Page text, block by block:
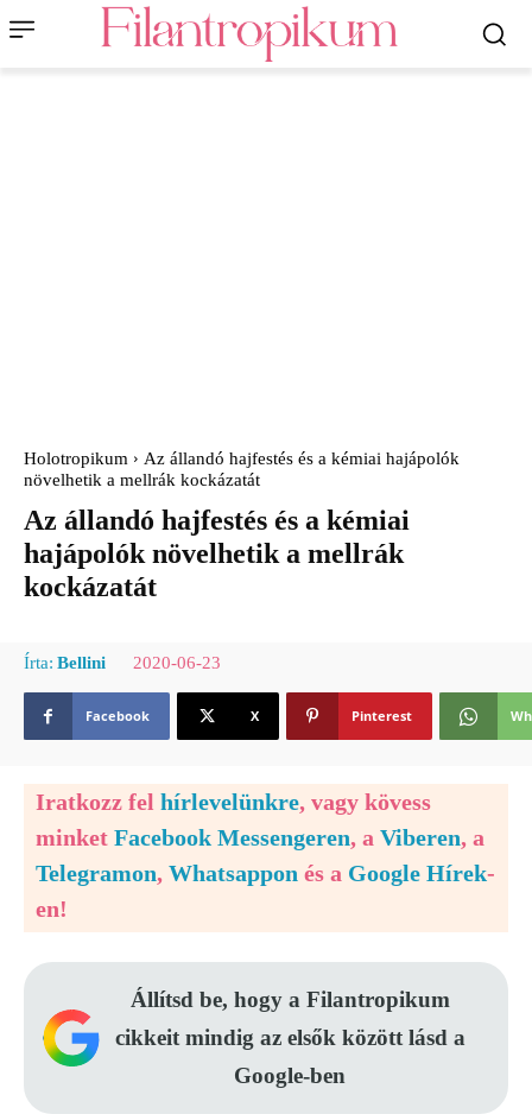
Holotropikum
Az állandó hajfestés és a kémiai hajápolók
növelhetik a mellrák kockázatát
Az állandó hajfestés és a kémiai
hajápolók növelhetik a mellrák
kockázatát
Írta: Bellini 2020-06-23
Facebook X Pinterest
Iratkozz fel hírlevelünkre, vagy kövess
minket Facebook Messengeren, a Viberen, a
Telegramon, Whatsappon és a Google Hírek-
en!
Állítsd be, hogy a Filantropikum
cikkeit mindig az elsők között lásd a
Google-ben